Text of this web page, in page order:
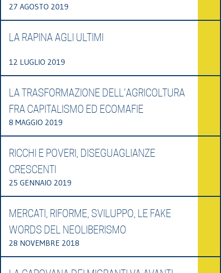
27 AGOSTO 2019
LA RAPINA AGLI ULTIMI
12 LUGLIO 2019
LA TRASFORMAZIONE DELL’AGRICOLTURA
FRA CAPITALISMO ED ECOMAFIE
8 MAGGIO 2019
RICCHI E POVERI, DISEGUAGLIANZE
CRESCENTI
25 GENNAIO 2019
MERCATI, RIFORME, SVILUPPO, LE FAKE
WORDS DEL NEOLIBERISMO
28 NOVEMBRE 2018